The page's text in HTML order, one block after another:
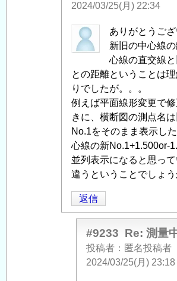
2024/03/25(月) 22:34
匿
名
稿
者
に
よ
る
「Re:
測
量
心
線」
ありがとうござ
新旧の中心線
心線の直交線
との距離ということは
りでしたが。。。
例えば平面線形変更で
きに、横断図の測点名
No.1をそのまま表示し
心線の新No.1+1.500or-
並列表示になると思って
違うということでしょう
返信
#9233 Re: 測量
投稿者 匿名投稿者
2024/03/25(月) 23:18